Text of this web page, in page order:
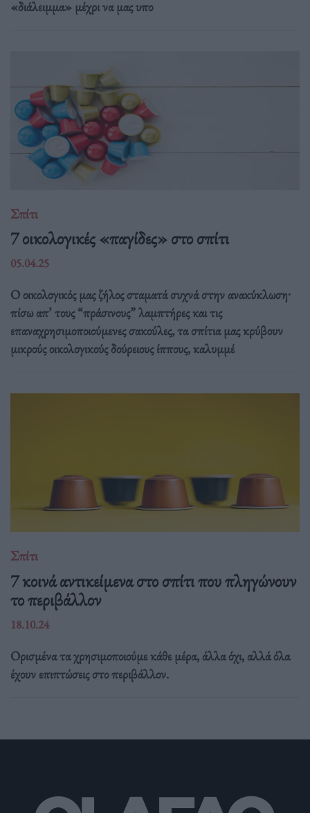
«διάλειμμα» μέχρι να μας υπο
Σπίτι
7 οικολογικές «παγίδες» στο σπίτι
05.04.25
Ο οικολογικός μας ζήλος σταματά συχνά στην ανακύκλωση∙
πίσω απ’ τους “πράσινους” λαμπτήρες και τις
επαναχρησιμοποιούμενες σακούλες, τα σπίτια μας κρύβουν
μικρούς οικολογικούς δούρειους ίππους, καλυμμέ
Σπίτι
7 κοινά αντικείμενα στο σπίτι που πληγώνουν
το περιβάλλον
18.10.24
Ορισμένα τα χρησιμοποιούμε κάθε μέρα, άλλα όχι, αλλά όλα
έχουν επιπτώσεις στο περιβάλλον.